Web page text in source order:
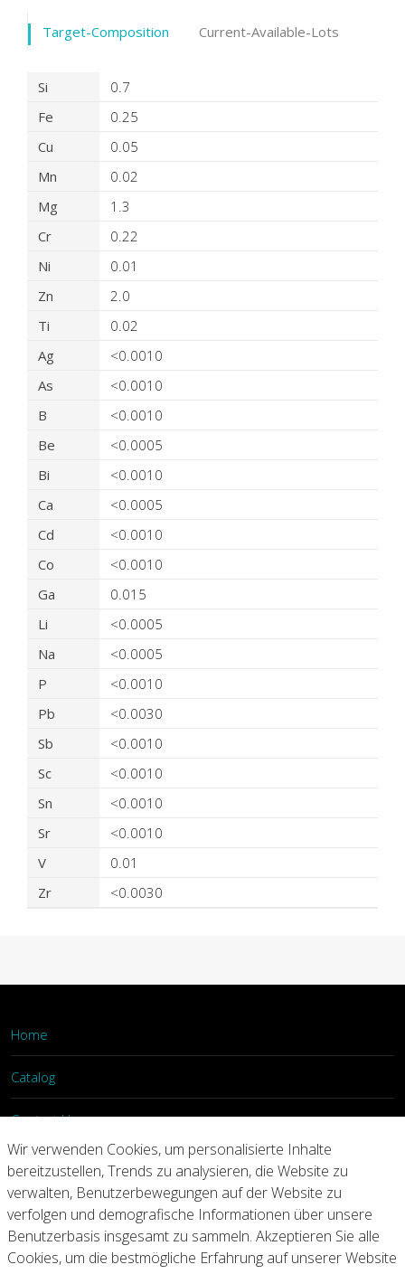
Target-Composition Current-Available-Lots
Produkteinzelheiten
Si
0.7
Fe
0.25
Cu
0.05
Mn
0.02
Mg
1.3
Cr
0.22
Ni
0.01
Zn
2.0
Ti
0.02
Ag
<0.0010
As
<0.0010
B
<0.0010
Be
<0.0005
Bi
<0.0010
Ca
<0.0005
Cd
<0.0010
Co
<0.0010
Ga
0.015
Li
<0.0005
Na
<0.0005
P
<0.0010
Pb
<0.0030
Sb
<0.0010
Sc
<0.0010
Sn
<0.0010
Sr
<0.0010
V
0.01
Zr
<0.0030
Home
Catalog
Contact Us
Login
Home Catalog Contact Us
Copyright © 2026 Arconic
Wir verwenden Cookies, um personalisierte Inhalte
bereitzustellen, Trends zu analysieren, die Website zu
verwalten, Benutzerbewegungen auf der Website zu
verfolgen und demografische Informationen über unsere
Benutzerbasis insgesamt zu sammeln. Akzeptieren Sie alle
Cookies, um die bestmögliche Erfahrung auf unserer Website